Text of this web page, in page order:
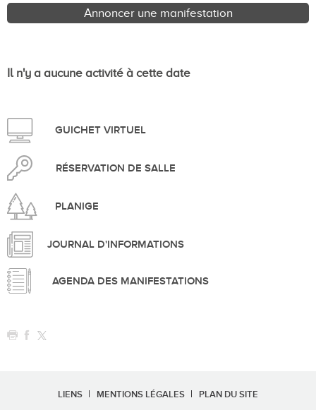
Annoncer une manifestation
Il n'y a aucune activité à cette date
GUICHET VIRTUEL
RÉSERVATION DE SALLE
PLANIGE
JOURNAL D'INFORMATIONS
AGENDA DES MANIFESTATIONS
LIENS MENTIONS LÉGALES PLAN DU SITE